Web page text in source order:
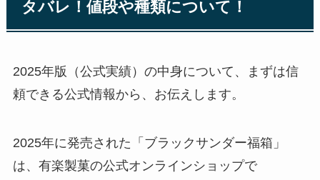
タバレ！値段や種類について！
2025年版（公式実績）の中身について、まずは信
頼できる公式情報から、お伝えします。
2025年に発売された「ブラックサンダー福箱」
は、有楽製菓の公式オンラインショップで